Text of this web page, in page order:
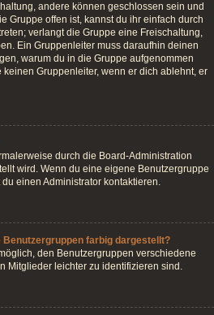
andere können geschlossen sein und
Gruppe offen ist, kannst du ihr einfach durch
verlangt die Gruppe eine Freischaltung,
Ein Gruppenleiter muss daraufhin deinen
warum du in die Gruppe aufgenommen
Gruppenleiter, wenn er dich ablehnt, er
durch die Board-Administration
wird. Wenn du eine eigene Benutzergruppe
einen Administrator kontaktieren.
farbig dargestellt?
den Benutzergruppen verschiedene
Mitglieder leichter zu identifizieren sind.